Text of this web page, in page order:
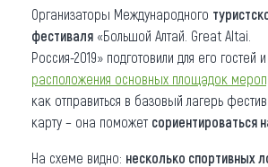
Что привезти (сувениры)
О регионе
Коллекция впечатлений
Другие рубрики
Организаторы Международного
фестиваля «Большой Алтай. Great Altai.
Россия-2019» подготовили для его гостей
расположения основных площадок
как отправиться в базовый лагерь
карту – она поможет сориентироваться
На схеме видно: несколько спортивных